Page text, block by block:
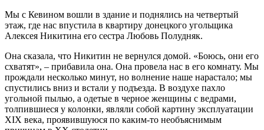
Мы с Кевином вошли в здание и поднялись на четвертый
этаж, где нас впустила в квартиру донецкого угольщика
Алексея Никитина его сестра Любовь Полудняк.
Она сказала, что Никитин не вернулся домой. «Боюсь, они его
схватят», – прибавила она. Она провела нас в его комнату. Мы
прождали несколько минут, но волнение наше нарастало; мы
спустились вниз и встали у подъезда. В воздухе пахло
угольной пылью, а одетые в черное женщины с ведрами,
толпившиеся у колонки, являли собой картину эксплуатации
XIX века, проявившуюся по каким-то необъяснимым